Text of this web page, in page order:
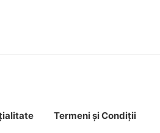
ialitate Termeni şi Condiţii